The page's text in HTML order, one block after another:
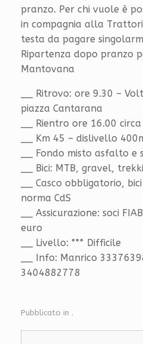
pranzo. Per chi vuole è
in compagnia alla
testa da pagare
Ripartenza dopo pranzo
Mantovana
__ Ritrovo: ore 9.30 –
piazza Cantarana
__ Rientro ore 16.00 circa
__ Km 45 – dislivello
__ Fondo misto asfalto e
__ Bici: MTB, gravel,
__ Casco obbligatorio,
norma CdS
__ Assicurazione: soci
euro
__ Livello: °°° Difficile
__ Info: Manrico
3404882778
Pubblicato in .